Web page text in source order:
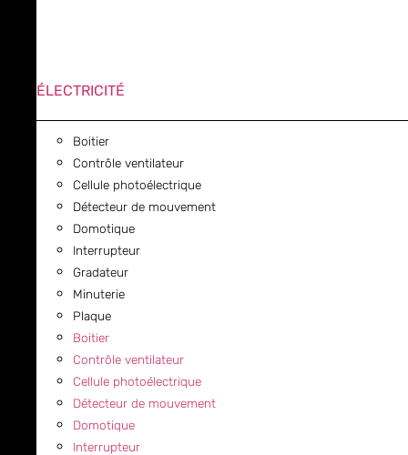
ÉLECTRICITÉ
Boitier
Contrôle ventilateur
Cellule photoélectrique
Détecteur de mouvement
Domotique
Interrupteur
Gradateur
Minuterie
Plaque
Boitier
Contrôle ventilateur
Cellule photoélectrique
Détecteur de mouvement
Domotique
Interrupteur